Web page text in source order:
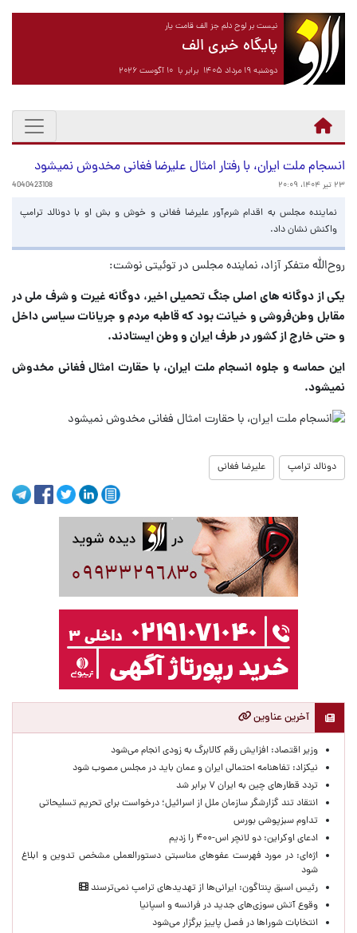
نیست بر لوح دلم جز الف قامت یار
پایگاه خبری الف
دوشنبه ۱۹ مرداد ۱۴۰۵ برابر با ۱۰ آگوست ۲۰۲۶
انسجام ملت ایران، با رفتار امثال علیرضا فغانی مخدوش نمیشود
۲۳ تیر ۱۴۰۴، ۲۰:۰۹ 4040423108
نماینده مجلس به اقدام شرم‌آور علیرضا فغانی و خوش و بش او با دونالد ترامپ
واکنش نشان داد.
روح‌الله متفکر آزاد، نماینده مجلس در توئیتی نوشت:
یکی از دوگانه های اصلی جنگ تحمیلی اخیر، دوگانه غیرت و شرف ملی در
مقابل وطن‌فروشی و خیانت بود که قاطبه مردم و جریانات سیاسی داخل
و حتی خارج از کشور در طرف ایران و وطن ایستادند.
این حماسه و جلوه انسجام ملت ایران، با حقارت امثال فغانی مخدوش
نمیشود.
دونالد ترامپ علیرضا فغانی
آخرین عناوین
وزیر اقتصاد: افزایش رقم کالابرگ به زودی انجام می‌شود
نیکزاد: تفاهنامه احتمالی ایران و عمان باید در مجلس مصوب شود
تردد قطارهای چین به ایران ۷ برابر شد
انتقاد تند گزارشگر سازمان ملل از اسرائیل؛ درخواست برای تحریم تسلیحاتی
تداوم سبزپوشی بورس
ادعای اوکراین: دو لانچر اس-۴۰۰ را زدیم
اژه‌ای: در مورد فهرست عفوهای مناسبتی دستورالعملی مشخص تدوین و ابلاغ
شود
رئیس اسبق پنتاگون: ایرانی‌ها از تهدیدهای ترامپ نمی‌ترسند
وقوع آتش سوزی‌های جدید در فرانسه و اسپانیا
انتخابات شوراها در فصل پاییز برگزار می‌شود